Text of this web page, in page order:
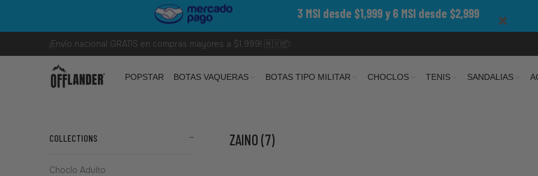
3 MSI desde $1,999 y 6 MSI desde $2,999
¡Envío nacional GRATIS en compras mayores a $1,999! 🇲🇽📦
POPSTAR BOTAS VAQUERAS BOTAS TIPO MILITAR CHOCLOS TENIS SANDALIAS
COLLECTIONS
Choclo Adulto
ZAINO (7)